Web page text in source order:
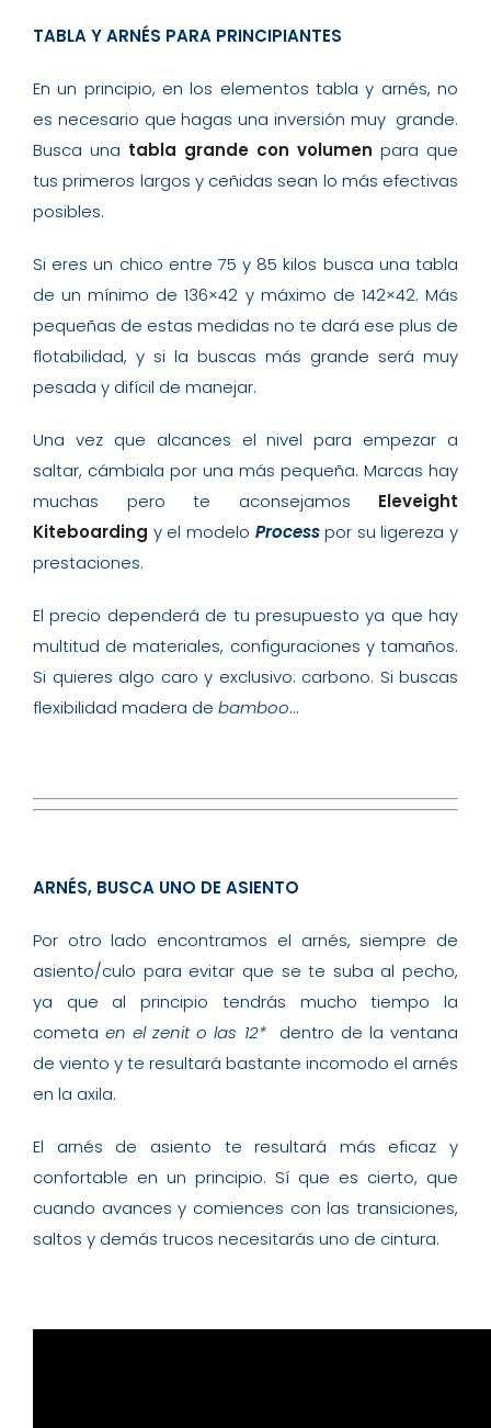
TABLA Y ARNÉS PARA PRINCIPIANTES
En un principio, en los elementos tabla y arnés, no
es necesario que hagas una inversión muy grande.
Busca una tabla grande con volumen para que
tus primeros largos y ceñidas sean lo más efectivas
posibles.
Si eres un chico entre 75 y 85 kilos busca una tabla
de un mínimo de 136×42 y máximo de 142×42. Más
pequeñas de estas medidas no te dará ese plus de
flotabilidad, y si la buscas más grande será muy
pesada y difícil de manejar.
Una vez que alcances el nivel para empezar a
saltar, cámbiala por una más pequeña. Marcas hay
muchas pero te aconsejamos Eleveight
Kiteboarding y el modelo Processpor su ligereza y
prestaciones.
El precio dependerá de tu presupuesto ya que hay
multitud de materiales, configuraciones y tamaños.
Si quieres algo caro y exclusivo: carbono. Si buscas
flexibilidad madera de bamboo…
ARNÉS, BUSCA UNO DE ASIENTO
Por otro lado encontramos el arnés, siempre de
asiento/culo para evitar que se te suba al pecho,
ya que al principio tendrás mucho tiempo la
cometaen el zenit o las 12*
dentro de la ventana
de viento y te resultará bastante incomodo el arnés
en la axila.
El arnés de asiento te resultará más eficaz y
confortable en un principio. Sí que es cierto, que
cuando avances y comiences con las transiciones,
saltos y demás trucos necesitarás uno de cintura.